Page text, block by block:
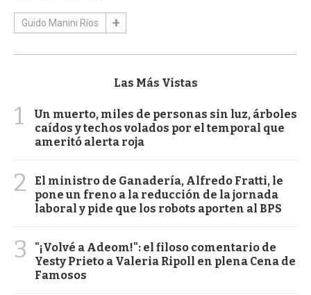
Guido Manini Ríos
Las Más Vistas
1
Un muerto, miles de personas sin luz, árboles
caídos y techos volados por el temporal que
ameritó alerta roja
2
El ministro de Ganadería, Alfredo Fratti, le
pone un freno a la reducción de la jornada
laboral y pide que los robots aporten al BPS
3
"¡Volvé a Adeom!": el filoso comentario de
Yesty Prieto a Valeria Ripoll en plena Cena de
Famosos